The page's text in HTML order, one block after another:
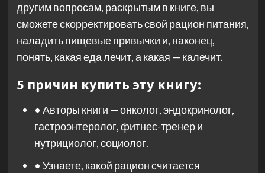
другим вопросам, раскрытым в книге, вы
сможете скорректировать свой рацион питания,
наладить пищевые привычки и, наконец,
понять, какая еда лечит, а какая — калечит.
5 причин купить эту книгу:
• Авторы книги — онколог, эндокринолог,
гастроэнтеролог, фитнес-тренер и
нутрициолог, социолог.
• Узнаете, какой рацион считается